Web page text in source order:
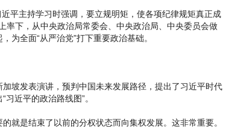
平主持学习时强调，要立规明矩，使各项纪律规矩真正成
率下，从中央政治局常委会、中央政治局、中央委员会做
为全面“从严治党”打下重要政治基础。
坡发表演讲，预判中国未来发展路径，提出了习近平时代
近平的政治路线图”。
就是结束了以前的分权状态而向集权发展。这非常重要。